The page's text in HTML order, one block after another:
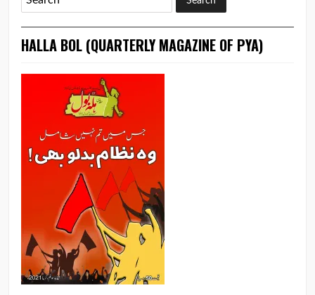
HALLA BOL (QUARTERLY MAGAZINE OF PYA)